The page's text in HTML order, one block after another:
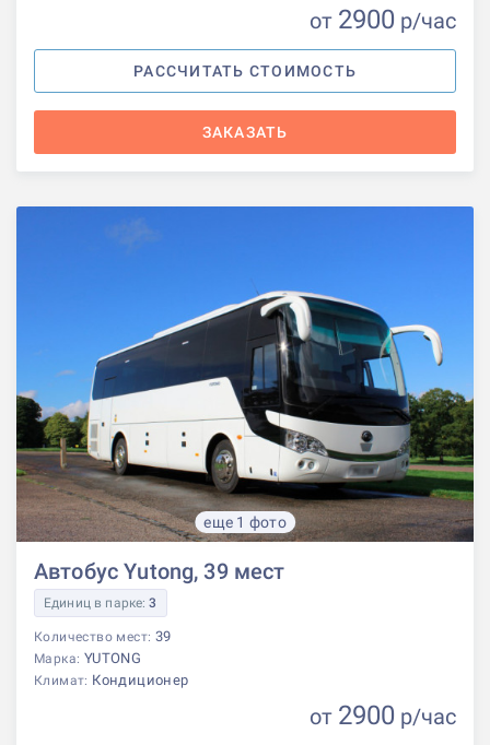
от 2900 р/час
РАССЧИТАТЬ СТОИМОСТЬ
ЗАКАЗАТЬ
еще 1 фото
Автобус Yutong, 39 мест
Единиц в парке:3
Количество мест: 39
Марка: YUTONG
Климат: Кондиционер
от 2900 р/час